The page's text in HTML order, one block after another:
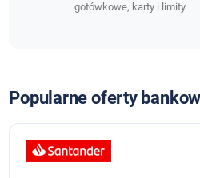
gotówkowe, karty i limity
Popularne oferty